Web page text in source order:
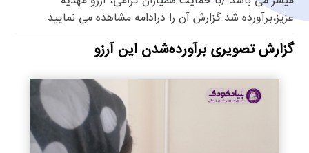
عزیز،برآورده شد.گزارش آن را درادامه مشاهده می نمایید.
گزارش تصویری برآورده‌شدن این آرزو